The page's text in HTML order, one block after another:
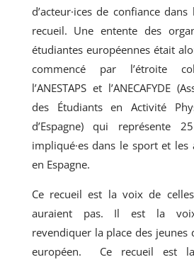
d’acteur·ices de confiance
recueil. Une entente des
étudiantes européennes était
commencé par l’étroite
l’ANESTAPS et l’ANECAFYDE
des Étudiants en Activité
d’Espagne) qui représente
impliqué·es dans le sport et les
en Espagne.
Ce recueil est la voix de
auraient pas. Il est la
revendiquer la place des
européen. Ce recueil est la